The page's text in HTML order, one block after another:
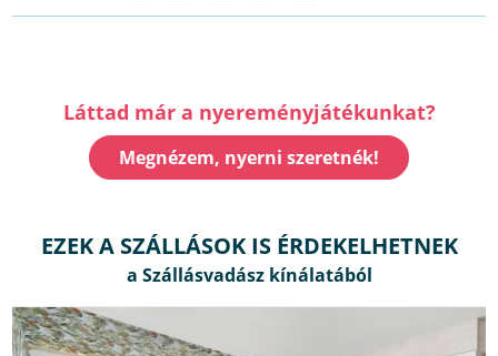
Láttad már a nyereményjátékunkat?
Megnézem, nyerni szeretnék!
EZEK A SZÁLLÁSOK IS ÉRDEKELHETNEK